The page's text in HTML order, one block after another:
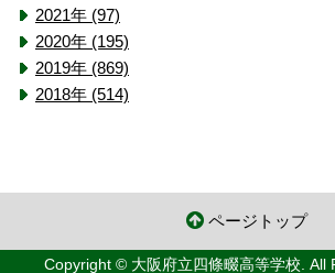
2021年 (97)
2020年 (195)
2019年 (869)
2018年 (514)
ページトップ
Copyright © 大阪府立四條畷高等学校. All